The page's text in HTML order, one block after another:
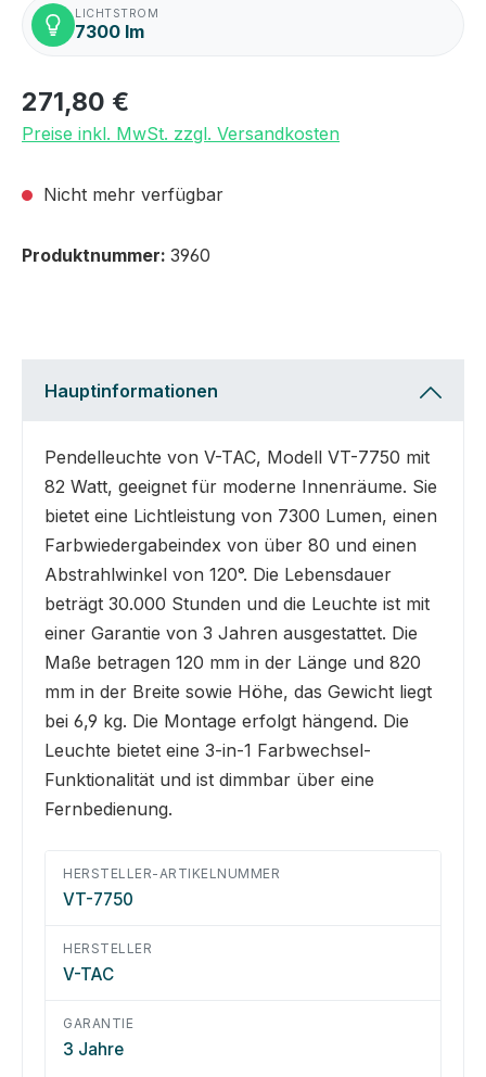
LICHTSTROM
7300 lm
271,80 €
Preise inkl. MwSt. zzgl. Versandkosten
Nicht mehr verfügbar
Produktnummer: 3960
Hauptinformationen
Pendelleuchte von V-TAC, Modell VT-7750 mit
82 Watt, geeignet für moderne Innenräume. Sie
bietet eine Lichtleistung von 7300 Lumen, einen
Farbwiedergabeindex von über 80 und einen
Abstrahlwinkel von 120°. Die Lebensdauer
beträgt 30.000 Stunden und die Leuchte ist mit
einer Garantie von 3 Jahren ausgestattet. Die
Maße betragen 120 mm in der Länge und 820
mm in der Breite sowie Höhe, das Gewicht liegt
bei 6,9 kg. Die Montage erfolgt hängend. Die
Leuchte bietet eine 3-in-1 Farbwechsel-
Funktionalität und ist dimmbar über eine
Fernbedienung.
HERSTELLER-ARTIKELNUMMER
VT-7750
HERSTELLER
V-TAC
GARANTIE
3 Jahre